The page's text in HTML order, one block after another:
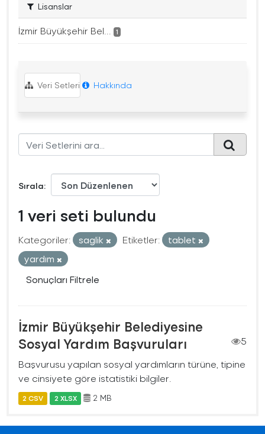
Lisanslar
İzmir Büyükşehir Bel... 1
Veri Setleri Hakkında
Sırala
1 veri seti bulundu
Kategoriler: saglik Etiketler:
tablet
yardım
Sonuçları Filtrele
İzmir Büyükşehir Belediyesine
Sosyal Yardım Başvuruları
5
Başvurusu yapılan sosyal yardımların türüne, tipine
ve cinsiyete göre istatistiki bilgiler.
2 CSV 2 XLSX 2 MB